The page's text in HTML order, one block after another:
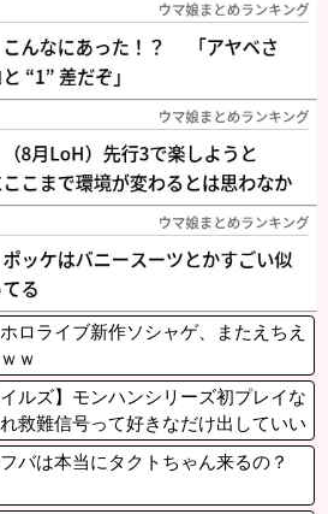
ロライブ新作ソシャゲ、またえちえ
ｗ
イルズ】モンハンシリーズ初プレイな
救難信号って好きなだけ出していい
フバは本当にタクトちゃん来るの？